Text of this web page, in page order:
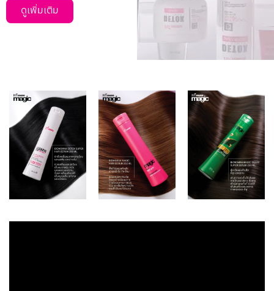
ดูเพิ่มเติม